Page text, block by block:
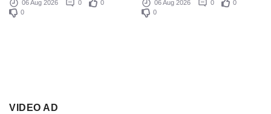
06 Aug 2026 0
0
0
06 Aug 2026 0
0
0
VIDEO AD